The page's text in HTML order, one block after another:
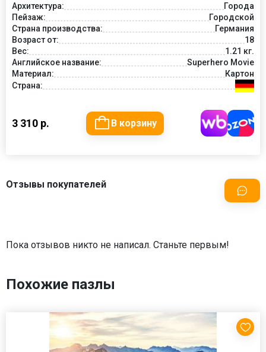
Архитектура:
Города
Пейзаж:
Городской
Страна производства:
Германия
Возраст от:
18
Вес:
1.21 кг.
Английское название:
Superhero Movie
Материал:
Картон
Страна:
3 310 р. В корзину
Отзывы покупателей
Пока отзывов никто не написал. Станьте первым!
Похожие пазлы